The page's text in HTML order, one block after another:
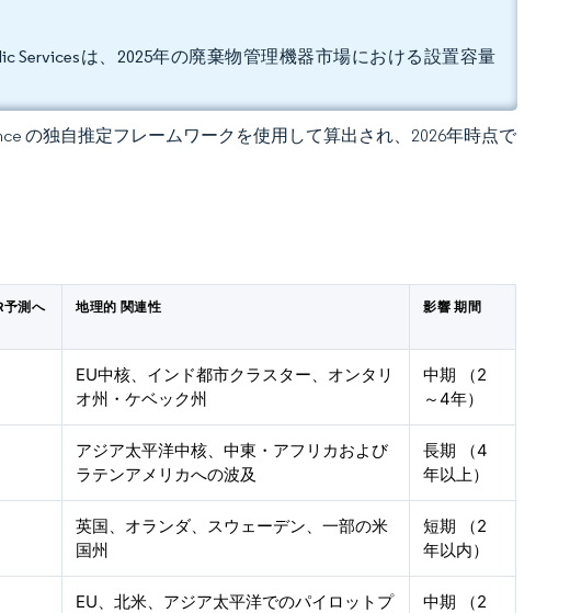
Servicesは、2025年の廃棄物管理機器市場における設置容量
の独自推定フレームワークを使用して算出され、2026年時点で
予測へ
地理的 関連性 影響 期間
EU中核、インド都市クラスター、オンタリ
オ州・ケベック州
中期 （2
～4年）
アジア太平洋中核、中東・アフリカおよび
ラテンアメリカへの波及
長期 （4
年以上）
英国、オランダ、スウェーデン、一部の米
国州
短期 （2
年以内）
EU、北米、アジア太平洋でのパイロットプ
中期 （2